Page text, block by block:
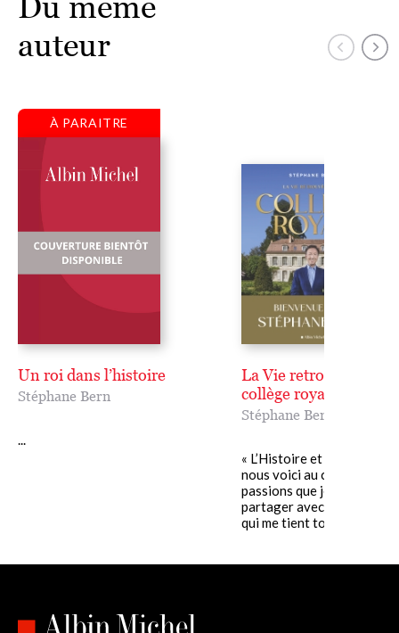
auteur
À PARAITRE
Un roi dans l’histoire
Stéphane Bern
...
La Vie retrouvée d'un
collège royal
Stéphane Bern
« L’Histoire et le
nous voici au cœur de mes
passions que je suis
partager avec vous dans
qui me tient tout......